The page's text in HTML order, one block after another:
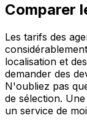
Comparer
Les tarifs des
localisation et
demander des
N'oubliez pas
de sélection.
un service de